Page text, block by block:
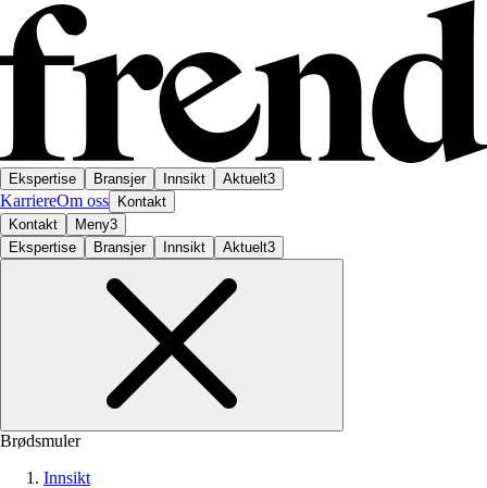
Ekspertise Bransjer Innsikt Aktuelt3
KarriereOm oss
Kontakt
Kontakt
Meny3
Ekspertise
Bransjer Innsikt Aktuelt3
Brødsmuler
Innsikt